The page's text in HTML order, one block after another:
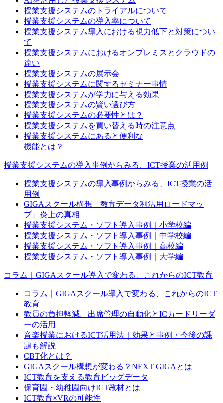
授業支援システムのトライアルについて
授業支援システムの導入率について
授業支援システム導入における視力低下と対策につい
て
授業支援システムにおけるオンプレミスとクラウドの
違い
授業支援システムの展示会
授業支援システムに関するセミナー事情
授業支援システムが学力に与える効果
授業支援システムの賢い選び方
授業支援システムの必要性とは？
授業支援システムを買い替える時の注意点
授業支援システムにあると便利な
機能とは？
授業支援システムの導入事例からみる、ICT授業の活用例
授業支援システムの導入事例からみる、ICT授業の活
用例
GIGAスクール構想「教育データ利活用ロードマッ
プ」炎上の真相
授業支援システム・ソフト導入事例｜小学校編
授業支援システム・ソフト導入事例｜中学校編
授業支援システム・ソフト導入事例｜高校編
授業支援システム・ソフト導入事例｜大学編
コラム｜GIGAスクール導入で変わる、これからのICT教育
コラム｜GIGAスクール導入で変わる、これからのICT
教育
教員の負担軽減。出席管理の自動化とICカードリーダ
ーの活用
音楽授業におけるICT活用法｜効果と事例・今後の課
題も解説
CBT化とは？
GIGAスクール構想が変わる？NEXT GIGAとは
ICT教育を支える教育ビッグデータ
保育園・幼稚園向けICT教材とは
ICT教育×VRの可能性